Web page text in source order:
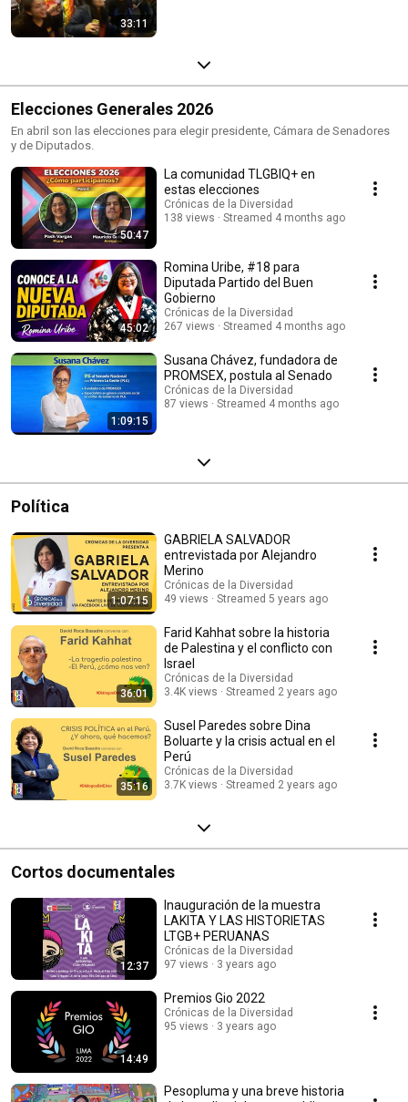
33:11
Elecciones Generales 2026
En abril son las elecciones para elegir presidente, Cámara de Senadores
y de Diputados.
50:47
La comunidad TLGBIQ+ en
estas elecciones
Crónicas de la Diversidad
138 views
Streamed 4 months ago
45:02
Romina Uribe, #18 para
Diputada Partido del Buen
Gobierno
Crónicas de la Diversidad
267 views
Streamed 4 months ago
1:09:15
Susana Chávez, fundadora de
PROMSEX, postula al Senado
Crónicas de la Diversidad
87 views
Streamed 4 months ago
Política
1:07:15
GABRIELA SALVADOR
entrevistada por Alejandro
Merino
Crónicas de la Diversidad
49 views
Streamed 5 years ago
36:01
Farid Kahhat sobre la historia
de Palestina y el conflicto con
Israel
Crónicas de la Diversidad
3.4K views
Streamed 2 years ago
35:16
Susel Paredes sobre Dina
Boluarte y la crisis actual en el
Perú
Crónicas de la Diversidad
3.7K views
Streamed 2 years ago
Cortos documentales
12:37
Inauguración de la muestra
LAKITA Y LAS HISTORIETAS
LTGB+ PERUANAS
Crónicas de la Diversidad
97 views
3 years ago
14:49
Premios Gio 2022
Crónicas de la Diversidad
95 views
3 years ago
Pesopluma y una breve historia